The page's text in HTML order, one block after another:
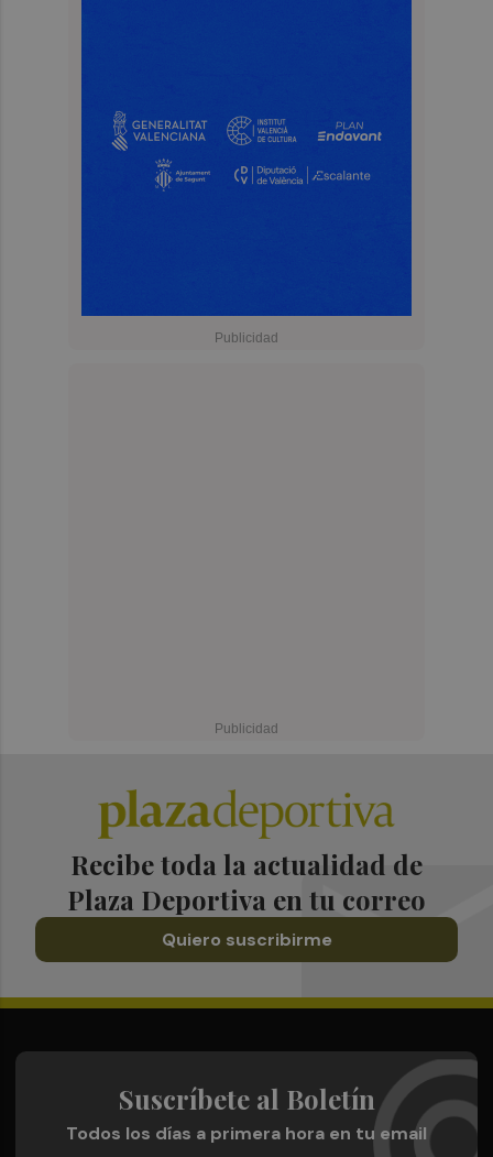
Recibe toda la actualidad de
Plaza Deportiva en tu correo
Quiero suscribirme
Suscríbete al Boletín
Todos los días a primera hora en tu email